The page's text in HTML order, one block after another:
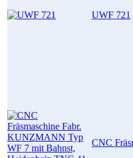
UWF 721
CNC